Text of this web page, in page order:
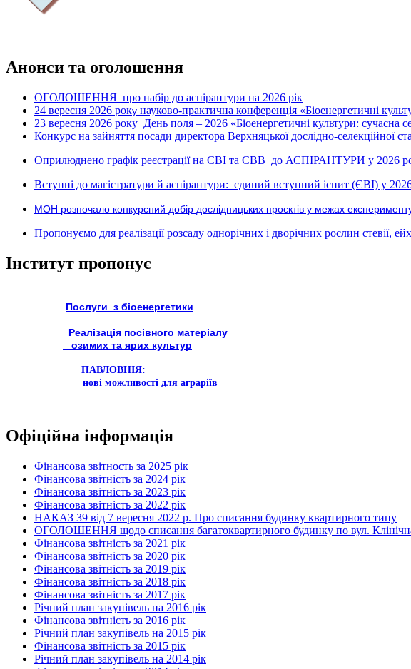
Анонси та оголошення
ОГОЛОШЕННЯ про набір до аспірантури на 2026 рік
24 вересня 2026 року науково-практична конференція «Біоенергетичні
23 вересня 2026 року День поля – 2026 «Біоенергетичні культури: сучасна
Конкурс на зайняття посади директора Верхняцької дослідно-селекційної
Оприлюднено графік реєстрації на ЄВІ та ЄВВ до АСПІРАНТУРИ у 2026
Вступні до магістратури й аспірантури: єдиний вступний іспит (ЄВІ) у
МОН розпочало конкурсний добір дослідницьких проєктів у межах експерименту
Пропонуємо для реалізації розсаду однорічних і дворічних рослин стевії,
Інститут пропонує
Послуги з біоенергетики
Реалізація посівного матеріалу
озимих та ярих культур
ПАВЛОВНІЯ:
нові можливості для аграріїв
Офіційна інформація
Фінансова звітность за 2025 рік
Фінансова звітність за 2024 рік
Фінансова звітність за 2023 рік
Фінансова звітність за 2022 рік
НАКАЗ 39 від 7 вересня 2022 р. Про списання будинку квартирного типу
ОГОЛОШЕННЯ щодо списання багатоквартирного будинку по вул.
Фінансова звітність за 2021 рік
Фінансова звітність за 2020 рік
Фінансова звітність за 2019 рік
Фінансова звітність за 2018 рік
Фінансова звітність за 2017 рік
Річний план закупівель на 2016 рік
Фінансова звітність за 2016 рік
Річний план закупівель на 2015 рік
Фінансова звітність за 2015 рік
Річний план закупівель на 2014 рік